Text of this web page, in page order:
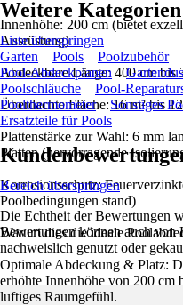
Innenhöhe: 200 cm (bietet
Ausrüstung)
Abdeckbare Länge: 400 cm bis
Überdachte Fläche: 16 m² bis
Plattenstärke zur Wahl: 6 mm
Platten (hervorragende
Korrosionsschutz:
Poolbedingungen stand)
Warum dies die ideale
Optimale Abdeckung & Platz:
erhöhte Innenhöhe von 200 cm
luftiges Raumgefühl.
Weitere Kategorien
Liste überspringen
Garten
Pools Poolzubehör
Pool-Abdeckplanen
Poolschläuche
Pool-
Poolthermometer
Sonstiges
Ersatzteile für Pools
Bereich überspringen
Die Echtheit der Bewertungen
Bewertungen können auch von
nachweislich genutzt oder